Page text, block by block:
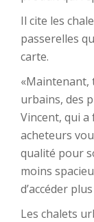
Il cite les
passerelles
carte.
«Maintenant,
urbains, des
Vincent, qui
acheteurs
qualité pour
moins
d’accéder
Les chalets